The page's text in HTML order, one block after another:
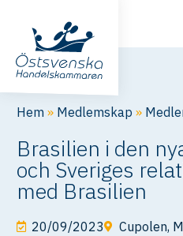
Hem » Medlemskap »
Brasilien i den
och Sveriges
med Brasilien
20/09/2023
Cupolen,